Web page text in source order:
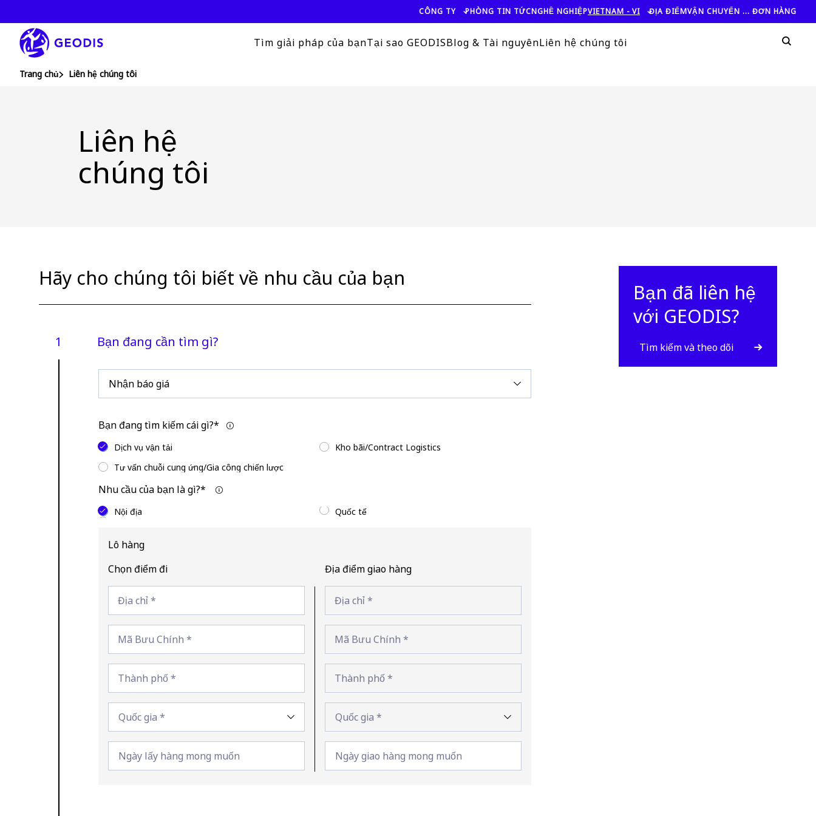
nội
dung
chính
CÔNG TY PHÒNG TIN TỨCNGHỀ NGHIỆPVIETNAM - VI ĐỊA ĐIỂMVẬN CHUYỂN ... ĐƠN HÀNG
Tìm giải pháp của bạnTại sao GEODISBlog & Tài nguyênLiên hệ chúng tôi
You are here :
Trang chủ Liên hệ chúng tôi
Liên hệ
chúng tôi
Hãy cho chúng tôi biết về nhu cầu của bạn
Bạn đang cần tìm gì?
Bạn
đang
cần
vụ
gì?
muốn:
Bạn đang tìm kiếm cái gì?*
Dịch vụ vận tải
Tư vấn chuỗi cung ứng/Gia công chiến lược
Kho bãi/Contract Logistics
Nhu cầu của bạn là gì?* ​
Nội địa Quốc tế
Lô hàng
Chọn
điểm
Chọn điểm đi
chỉ
vận
chuyển
chỉĐịa chỉ *
ZIP/Bưu
điện
Mã Bưu Chính *
phố/Thị
trấn
Thành phố *
gia
hàng
Địa
điểm
giao
hàng
Địa điểm giao hàng
chỉ
chuyển
tiếp
chỉĐịa chỉ *
ZIP/Bưu
điện
Mã Bưu Chính *
phố/Thị
trấn
Thành phố *
gia
giao
hàng
Bạn đã liên hệ
với GEODIS?
Tìm kiếm và theo dõi